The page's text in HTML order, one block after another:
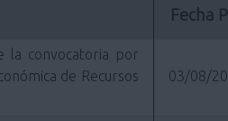
Fecha
la convocatoria por
de Recursos
03/08/